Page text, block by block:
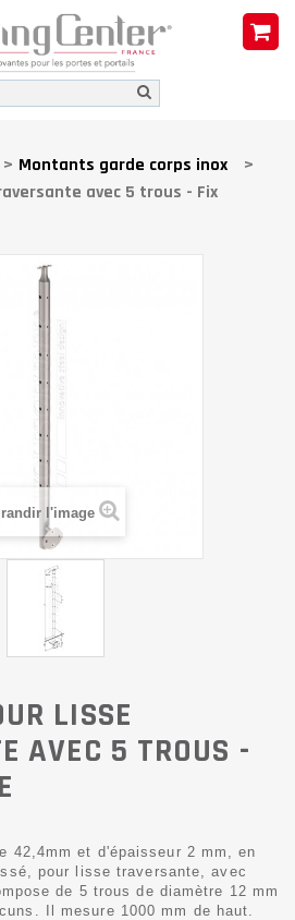
> Montants garde corps inox
>
avec 5 trous - Fix
l'image
LISSE
AVEC 5 TROUS -
42,4mm et d'épaisseur 2 mm, en
pour lisse traversante, avec
de 5 trous de diamètre 12 mm
Il mesure 1000 mm de haut.